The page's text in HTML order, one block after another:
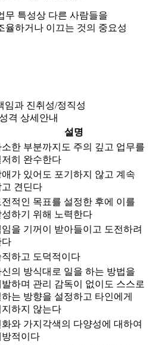
무 특성상 다른 사람들을
율하거나 이끄는 것의 중요성
임과 진취성/정직성
성격 상세안내
설명
소한 부분까지도 주의 깊고 업무를
저히 완수한다
애가 있어도 포기하지 않고 계속
고 견딘다
전적인 목표를 설정한 후에 이를
성하기 위해 노력한다
임을 기꺼이 받아들이고 도전하려
다
직하고 도덕적이다
신의 방식대로 일을 하는 방법을
하며 관리 감독이 없이도 스스로
하는 방향을 설정하고 타인에게
지하지 않는다
화와 가지각색의 다양성에 대하여
방적이다